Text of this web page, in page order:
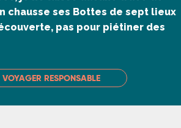
chausse ses Bottes de sept lieux
pas pour piétiner des
VOYAGER RESPONSABLE